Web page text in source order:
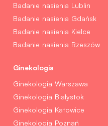
Badanie nasienia Lublin
Badanie nasienia Gdańsk
Badanie nasienia Kielce
Badanie nasienia Rzeszów
Ginekologia
Ginekologia Warszawa
Ginekologia Białystok
Ginekologia Katowice
Ginekologia Poznań